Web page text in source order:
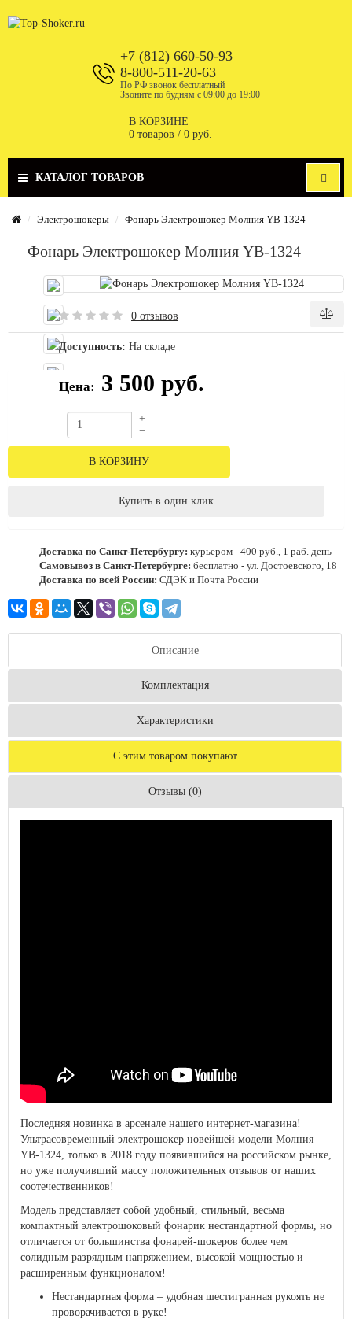
+7 (812) 660-50-93
8-800-511-20-63
По РФ звонок бесплатный
Звоните по будням с 09:00 до 19:00
В КОРЗИНЕ
0 товаров / 0 руб.
КАТАЛОГ ТОВАРОВ
Электрошокеры Фонарь Электрошокер Молния YB-1324
Фонарь Электрошокер Молния YB-1324
0 отзывов
Доступность: На складе
Цена: 3 500 руб.
+
−
В КОРЗИНУ
Купить в один клик
Доставка по Санкт-Петербургу: курьером - 400 руб., 1 раб. день
Самовывоз в Санкт-Петербурге: бесплатно - ул. Достоевского, 18
Доставка по всей России: СДЭК и Почта России
Описание
Комплектация
Характеристики
С этим товаром покупают
Отзывы (0)
Последняя новинка в арсенале нашего интернет-магазина!
Ультрасовременный электрошокер новейшей модели Молния
YB-1324, только в 2018 году появившийся на российском рынке,
но уже получивший массу положительных отзывов от наших
соотечественников!
Модель представляет собой удобный, стильный, весьма
компактный электрошоковый фонарик нестандартной формы, но
отличается от большинства фонарей-шокеров более чем
солидным разрядным напряжением, высокой мощностью и
расширенным функционалом!
Нестандартная форма – удобная шестигранная рукоять не
проворачивается в руке!